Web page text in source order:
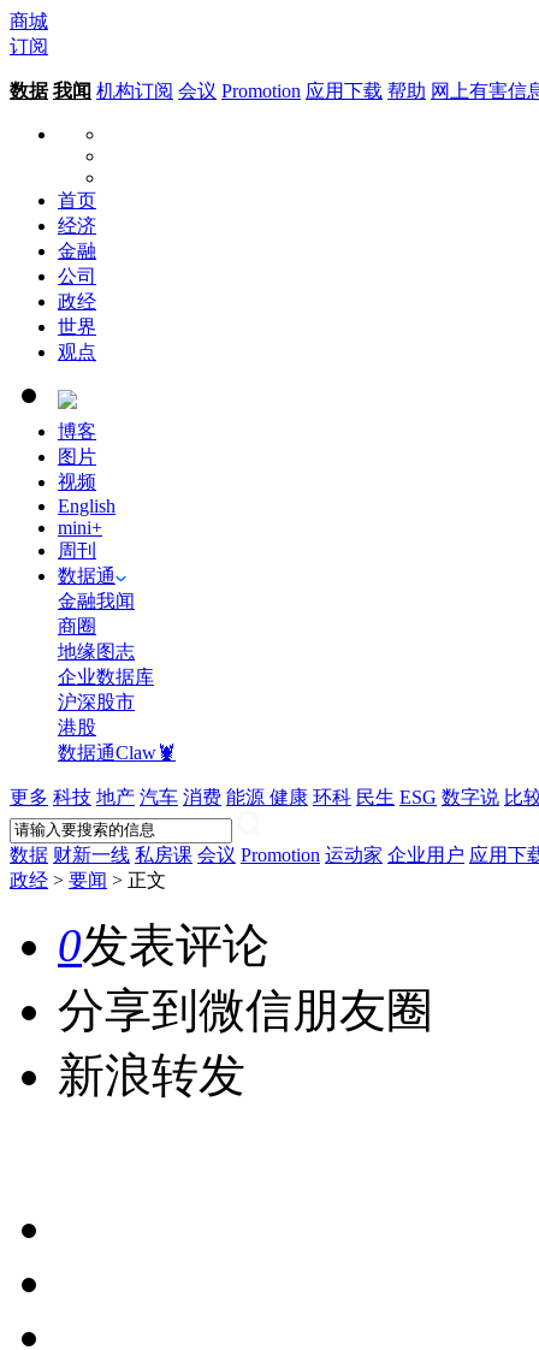
商城
订阅
数据 我闻 机构订阅 会议 Promotion 应用下载 帮助 网上有害信
首页
经济
金融
公司
政经
世界
观点
博客
图片
视频
English
mini+
周刊
数据通
金融我闻
商圈
地缘图志
企业数据库
沪深股市
港股
数据通Claw🦞
更多 科技 地产 汽车 消费 能源 健康 环科 民生 ESG 数字说 比
数据 财新一线 私房课 会议 Promotion 运动家 企业用户 应用下
政经 > 要闻 > 正文
0发表评论
分享到微信朋友圈
新浪转发